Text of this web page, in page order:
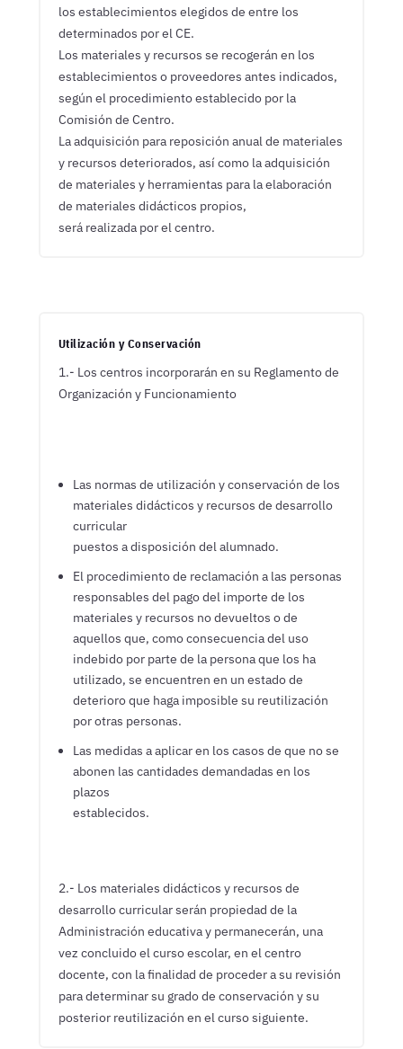
los establecimientos elegidos de entre los
determinados por el CE.
Los materiales y recursos se recogerán en los
establecimientos o proveedores antes indicados,
según el procedimiento establecido por la
Comisión de Centro.
La adquisición para reposición anual de materiales
y recursos deteriorados, así como la adquisición
de materiales y herramientas para la elaboración
de materiales didácticos propios,
será realizada por el centro.
Utilización y Conservación
1.- Los centros incorporarán en su Reglamento de
Organización y Funcionamiento
Las normas de utilización y conservación de los
materiales didácticos y recursos de desarrollo
curricular
puestos a disposición del alumnado.
El procedimiento de reclamación a las personas
responsables del pago del importe de los
materiales y recursos no devueltos o de
aquellos que, como consecuencia del uso
indebido por parte de la persona que los ha
utilizado, se encuentren en un estado de
deterioro que haga imposible su reutilización
por otras personas.
Las medidas a aplicar en los casos de que no se
abonen las cantidades demandadas en los
plazos
establecidos.
2.- Los materiales didácticos y recursos de
desarrollo curricular serán propiedad de la
Administración educativa y permanecerán, una
vez concluido el curso escolar, en el centro
docente, con la finalidad de proceder a su revisión
para determinar su grado de conservación y su
posterior reutilización en el curso siguiente.